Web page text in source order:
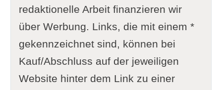
redaktionelle Arbeit finanzieren wir
über Werbung. Links, die mit einem *
gekennzeichnet sind, können bei
Kauf/Abschluss auf der jeweiligen
Website hinter dem Link zu einer